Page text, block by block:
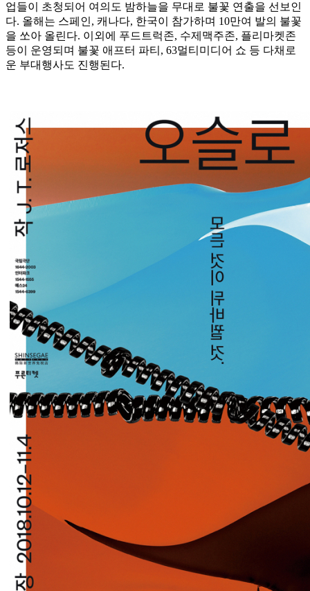
업들이 초청되어 여의도 밤하늘을 무대로 불꽃 연출을 선보인
다. 올해는 스페인, 캐나다, 한국이 참가하며 10만여 발의 불꽃
을 쏘아 올린다. 이외에 푸드트럭존, 수제맥주존, 플리마켓존
등이 운영되며 불꽃 애프터 파티, 63멀티미디어 쇼 등 다채로
운 부대행사도 진행된다.